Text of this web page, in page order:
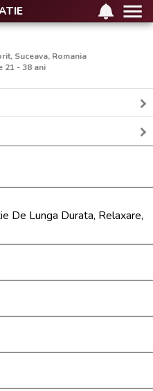
Suceava, Romania
21 - 38 ani
De Lunga Durata, Relaxare,